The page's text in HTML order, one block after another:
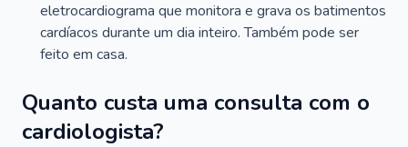
eletrocardiograma que monitora e grava os batimentos
cardíacos durante um dia inteiro. Também pode ser
feito em casa.
Quanto custa uma consulta com o
cardiologista?